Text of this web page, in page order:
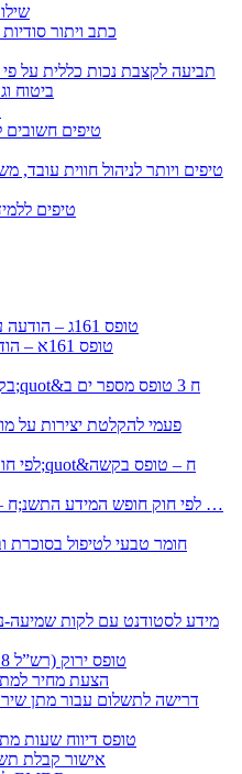
כתב ויתור סודיות
תביעה לקצבת נכות כללית על פי
ביטוח
7 טיפים
21 טיפים
טופס 161ג – הודעה על חזרה מרצף פיצויים / קיצבה
טופס 161א – הודעת עובד עקב פרישה מעבודה
) 1998 ( לפי חוק חופש המידע התשנ;ח – טופס בקשה לקבלת …
חומר טבעי לטיפול בסוכרת
טופס ירוק (רש”ל 18) בקשה להוצאת רישיון נהיגה
2352 – הצעת מחיר
2356 – טופס דיווח
2357 – אישור